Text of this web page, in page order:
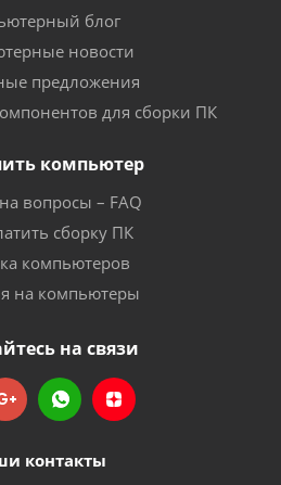
блог
новости
предложения
для сборки ПК
компьютер
вопросы – FAQ
сборку ПК
компьютеров
на компьютеры
на связи
контакты